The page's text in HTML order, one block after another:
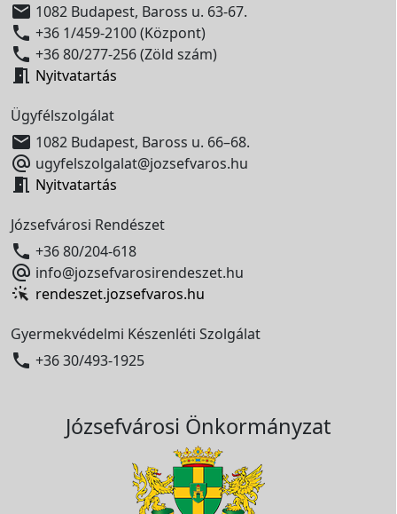
 1082 Budapest, Baross u. 63-67.
 +36 1/459-2100 (Központ)
 +36 80/277-256 (Zöld szám)
 Nyitvatartás
Ügyfélszolgálat
 1082 Budapest, Baross u. 66–68.
 ugyfelszolgalat@jozsefvaros.hu
 Nyitvatartás
Józsefvárosi Rendészet
 +36 80/204-618
 info@jozsefvarosirendeszet.hu
rendeszet.jozsefvaros.hu
Gyermekvédelmi Készenléti Szolgálat
 +36 30/493-1925
Józsefvárosi Önkormányzat